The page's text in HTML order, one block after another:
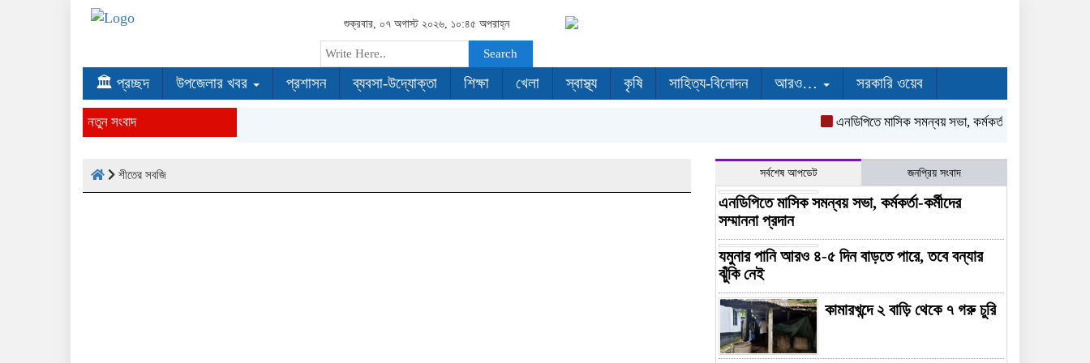
শুক্রবার, ০৭ অগাস্ট ২০২৬, ১০:৪৫ অপরাহ্ন
Search
🏛 প্রচ্ছদ উপজেলার খবর প্রশাসন ব্যবসা-উদ্যোক্তা শিক্ষা খেলা স্বাস্থ্য কৃষি সাহিত্য-বিনোদন আরও… সরকারি ওয়েব
নতুন সংবাদ এনডিপিতে মাসিক সমন্বয় সভা, কর্মকর্তা-কর্মীদের সম্মাননা
শীতের সবজি সর্বশেষ আপডেট জনপ্রিয় সংবাদ
এনডিপিতে মাসিক সমন্বয় সভা, কর্মকর্তা-কর্মীদের
সম্মাননা প্রদান
যমুনার পানি আরও ৪-৫ দিন বাড়তে পারে, তবে বন্যার
ঝুঁকি নেই
কামারখন্দে ২ বাড়ি থেকে ৭ গরু চুরি